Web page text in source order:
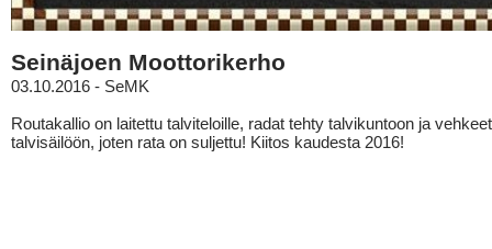
Seinäjoen Moottorikerho
03.10.2016 - SeMK
Routakallio on laitettu talviteloille, radat tehty talvikuntoon ja
talvisäilöön, joten rata on suljettu! Kiitos kaudesta 2016!